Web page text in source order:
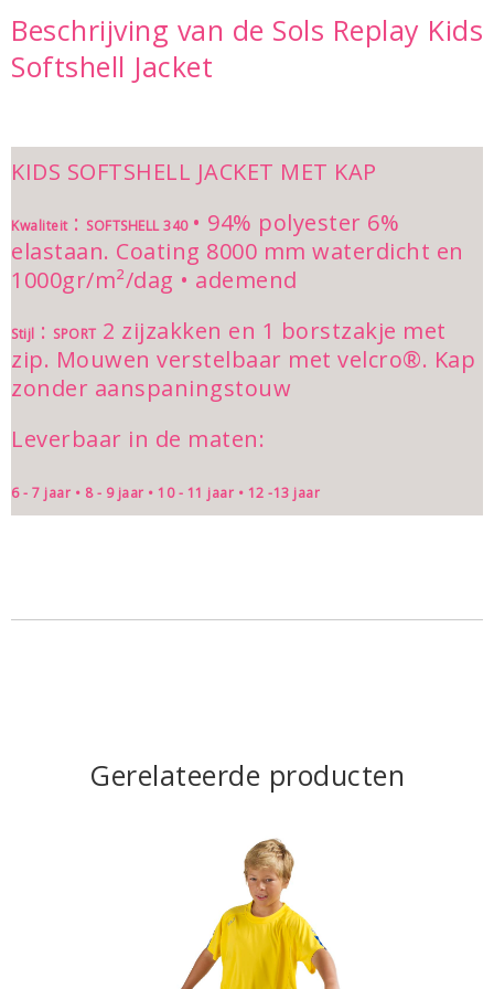
Beschrijving van de Sols Replay Kids
Softshell Jacket
KIDS SOFTSHELL JACKET MET KAP
Kwaliteit: SOFTSHELL 340 • 94% polyester 6%
elastaan. Coating 8000 mm waterdicht en
1000gr/m²/dag • ademend
Stijl : SPORT 2 zijzakken en 1 borstzakje met
zip. Mouwen verstelbaar met velcro®. Kap
zonder aanspaningstouw
Leverbaar in de maten:
6 - 7 jaar • 8 - 9 jaar • 10 - 11 jaar • 12 -13 jaar
Gerelateerde producten